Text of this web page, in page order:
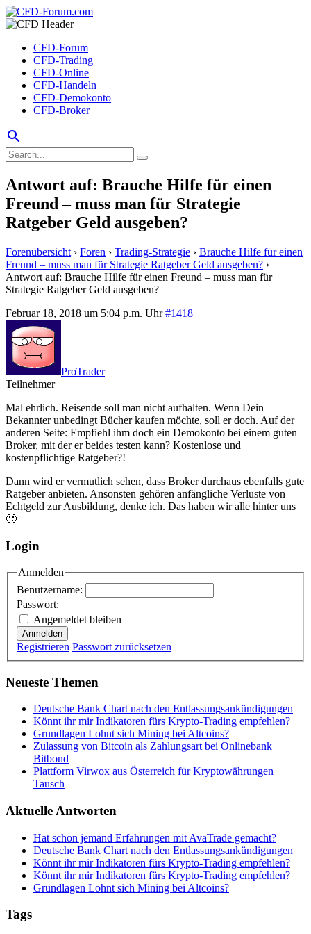
CFD-Forum
CFD-Trading
CFD-Online
CFD-Handeln
CFD-Demokonto
CFD-Broker
search
Antwort auf: Brauche Hilfe für einen
Freund – muss man für Strategie
Ratgeber Geld ausgeben?
Forenübersicht › Foren › Trading-Strategie › Brauche Hilfe für einen
Freund – muss man für Strategie Ratgeber Geld ausgeben? ›
Antwort auf: Brauche Hilfe für einen Freund – muss man für
Strategie Ratgeber Geld ausgeben?
Februar 18, 2018 um 5:04 p.m. Uhr #1418
ProTrader
Teilnehmer
Mal ehrlich. Reisende soll man nicht aufhalten. Wenn Dein
Bekannter unbedingt Bücher kaufen möchte, soll er doch. Auf der
anderen Seite: Empfiehl ihm doch ein Demokonto bei einem guten
Broker, mit der er beides testen kann? Kostenlose und
kostenpflichtige Ratgeber?!
Dann wird er vermutlich sehen, dass Broker durchaus ebenfalls gute
Ratgeber anbieten. Ansonsten gehören anfängliche Verluste von
Echtgeld zur Ausbildung, denke ich. Das haben wir alle hinter uns
🙂
Login
Anmelden
Benutzername:
Passwort:
Angemeldet bleiben
Anmelden
Registrieren Passwort zurücksetzen
Neueste Themen
Deutsche Bank Chart nach den Entlassungsankündigungen
Könnt ihr mir Indikatoren fürs Krypto-Trading empfehlen?
Grundlagen Lohnt sich Mining bei Altcoins?
Zulassung von Bitcoin als Zahlungsart bei Onlinebank
Bitbond
Plattform Virwox aus Österreich für Kryptowährungen
Tausch
Aktuelle Antworten
Hat schon jemand Erfahrungen mit AvaTrade gemacht?
Deutsche Bank Chart nach den Entlassungsankündigungen
Könnt ihr mir Indikatoren fürs Krypto-Trading empfehlen?
Könnt ihr mir Indikatoren fürs Krypto-Trading empfehlen?
Grundlagen Lohnt sich Mining bei Altcoins?
Tags